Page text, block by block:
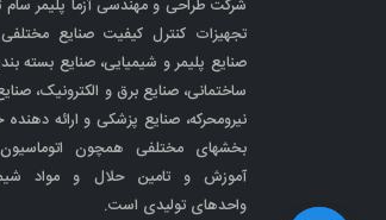
شرکت طراحی و مهندسی آزما پلیمر سام
تجهیزات کنترل کیفیت صنایع
صنایع پلیمر و شیمیایی، صنایع بسته
ساختمانی، صنایع برق و الکترونیک،
نیرومحرکه، صنایع پزشکی و ارائه
بخشهای مختلفی همچون
آموزش و تامین حلال و مواد
واحدهای تولیدی است.